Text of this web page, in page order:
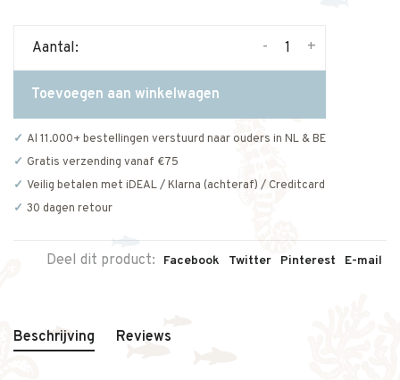
Aantal: +
-
Toevoegen aan winkelwagen
Al 11.000+ bestellingen verstuurd naar ouders in NL & BE
Gratis verzending vanaf €75
Veilig betalen met iDEAL / Klarna (achteraf) / Creditcard
30 dagen retour
Deel dit product: Facebook Twitter Pinterest E-mail
Beschrijving Reviews